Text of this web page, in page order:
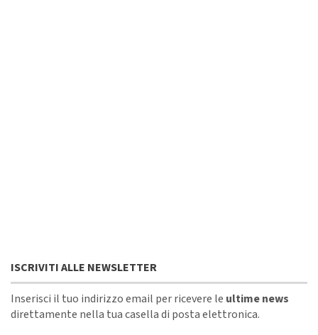
ISCRIVITI ALLE NEWSLETTER
Inserisci il tuo indirizzo email per ricevere le ultime news
direttamente nella tua casella di posta elettronica.